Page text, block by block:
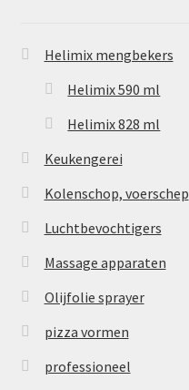
Helimix mengbekers
Helimix 590 ml
Helimix 828 ml
Keukengerei
Kolenschop, voerschep
Luchtbevochtigers
Massage apparaten
Olijfolie sprayer
pizza vormen
professioneel